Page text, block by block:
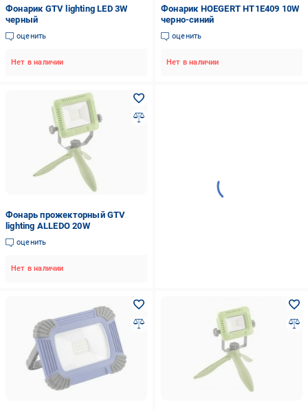
Фонарик GTV lighting LED 3W
черный
оценить
Нет в наличии
Фонарик HOEGERT HT1E409 10W
черно-синий
оценить
Нет в наличии
Фонарь прожекторный GTV
lighting ALLEDO 20W
оценить
Нет в наличии